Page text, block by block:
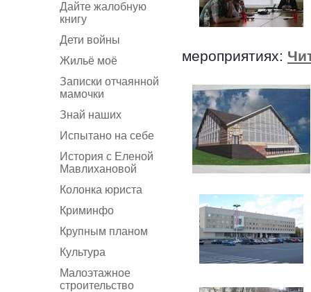
Дайте жалобную
книгу
Дети войны
Жильё моё
Записки отчаянной
мамочки
Знай наших
Испытано на себе
История с Еленой
Мавлихановой
Колонка юриста
Криминфо
Крупным планом
Культура
Малоэтажное
строительство
мероприятиях: